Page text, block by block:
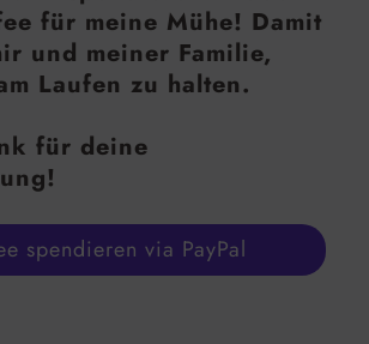
für meine Mühe! Damit
und meiner Familie,
Laufen zu halten.
für deine
spendieren via PayPal